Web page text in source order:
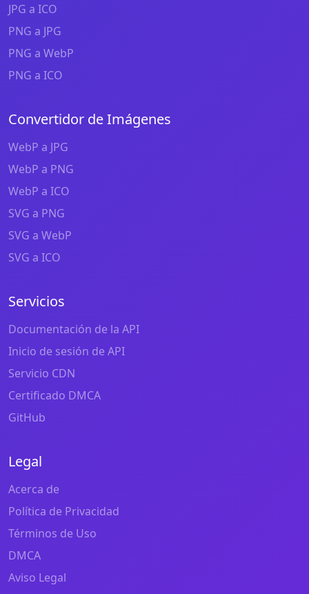
JPG a ICO
PNG a JPG
PNG a WebP
PNG a ICO
Convertidor de Imágenes
WebP a JPG
WebP a PNG
WebP a ICO
SVG a PNG
SVG a WebP
SVG a ICO
Servicios
Documentación de la API
Inicio de sesión de API
Servicio CDN
Certificado DMCA
GitHub
Legal
Acerca de
Política de Privacidad
Términos de Uso
DMCA
Aviso Legal